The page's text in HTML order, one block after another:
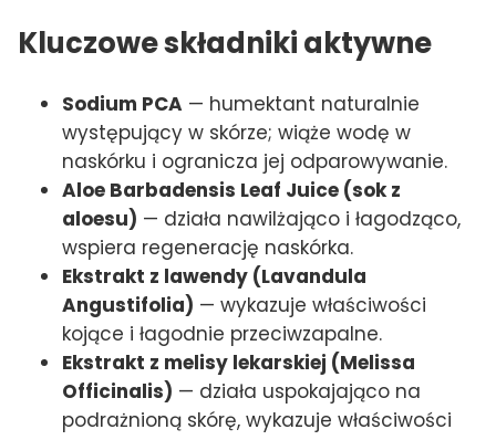
Kluczowe składniki aktywne
Sodium PCA — humektant naturalnie
występujący w skórze; wiąże wodę w
naskórku i ogranicza jej odparowywanie.
Aloe Barbadensis Leaf Juice (sok z
aloesu) — działa nawilżająco i łagodząco,
wspiera regenerację naskórka.
Ekstrakt z lawendy (Lavandula
Angustifolia) — wykazuje właściwości
kojące i łagodnie przeciwzapalne.
Ekstrakt z melisy lekarskiej (Melissa
Officinalis) — działa uspokajająco na
podrażnioną skórę, wykazuje właściwości